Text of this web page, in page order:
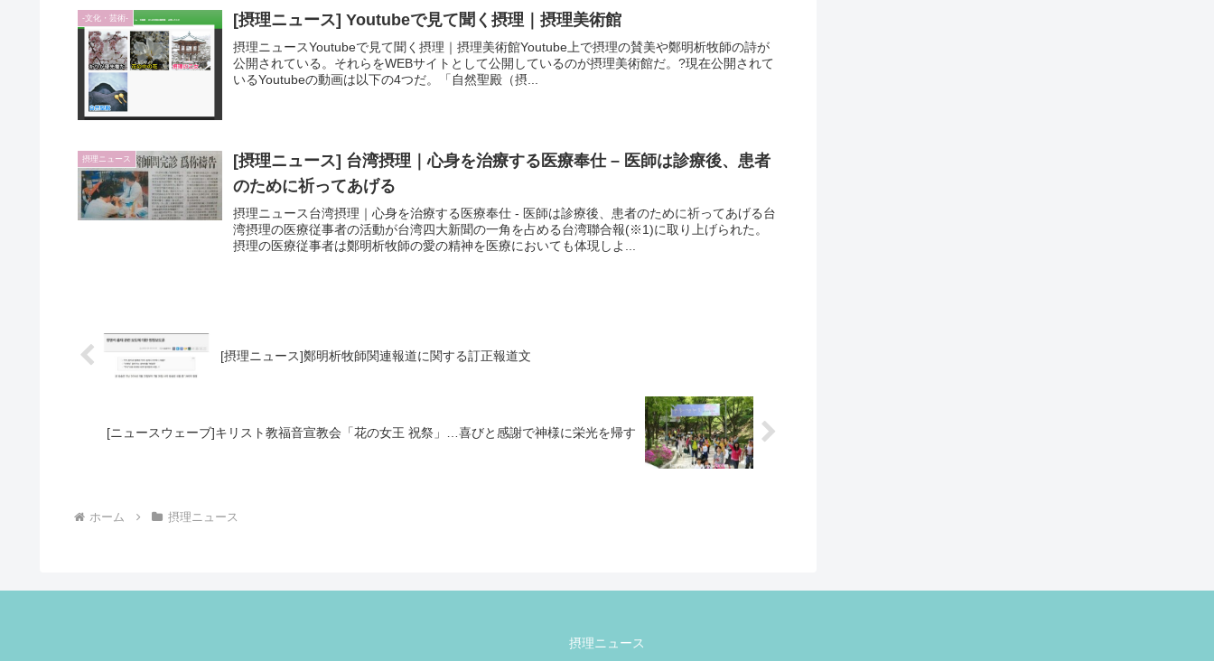
-文化・芸術- [摂理ニュース] Youtubeで見て聞く摂理｜摂理美術館
摂理ニュースYoutubeで見て聞く摂理｜摂理美術館Youtube上で摂理の賛美や鄭明析牧師の詩が
公開されている。それらをWEBサイトとして公開しているのが摂理美術館だ。?現在公開されて
いるYoutubeの動画は以下の4つだ。「自然聖殿（摂...
摂理ニュース
[摂理ニュース] 台湾摂理｜心身を治療する医療奉仕 – 医師は診療後、患者
のために祈ってあげる
摂理ニュース台湾摂理｜心身を治療する医療奉仕 - 医師は診療後、患者のために祈ってあげる台
湾摂理の医療従事者の活動が台湾四大新聞の一角を占める台湾聯合報(※1)に取り上げられた。
摂理の医療従事者は鄭明析牧師の愛の精神を医療においても体現しよ...
[摂理ニュース]鄭明析牧師関連報道に関する訂正報道文
[ニュースウェーブ]キリスト教福音宣教会「花の女王 祝祭」…喜びと感謝で神様に栄光を帰す
ホーム 摂理ニュース
摂理ニュース